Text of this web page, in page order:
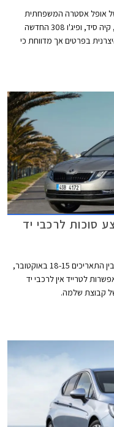
אופל אסטרה המשפחתית
המתחרה בדגמים כגון מאזדה 3, טויוטה קורולה, קיה סיד, ופיג'ו 308 החדשה
בפרטים אך מדווחת כי
סוכות לרכבי יד
חברת שלמה מכירת רכב יוצאת במבצע סוכות בין התאריכים 18-15 באוקטובר,
לטרייד אין לרכבי יד